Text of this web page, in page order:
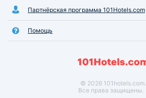
Партнёрская программа 101Hotels.com
Помощь
© 2026 101hotels.com.
Все права защищены.